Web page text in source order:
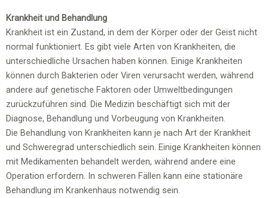
Krankheit und Behandlung
Krankheit ist ein Zustand, in dem der Körper oder der Geist nicht
normal funktioniert. Es gibt viele Arten von Krankheiten, die
unterschiedliche Ursachen haben können. Einige Krankheiten
können durch Bakterien oder Viren verursacht werden, während
andere auf genetische Faktoren oder Umweltbedingungen
zurückzuführen sind. Die Medizin beschäftigt sich mit der
Diagnose, Behandlung und Vorbeugung von Krankheiten.
Die Behandlung von Krankheiten kann je nach Art der Krankheit
und Schweregrad unterschiedlich sein. Einige Krankheiten können
mit Medikamenten behandelt werden, während andere eine
Operation erfordern. In schweren Fällen kann eine stationäre
Behandlung im Krankenhaus notwendig sein.